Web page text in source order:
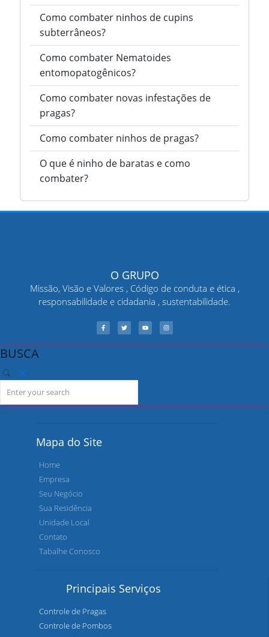
Como combater ninhos de cupins
subterrâneos?
Como combater Nematoides
entomopatogênicos?
Como combater novas infestações de
pragas?
Como combater ninhos de pragas?
O que é ninho de baratas e como
combater?
O GRUPO
Missão, Visão e Valores , Código de conduta e ética ,
responsabilidade e cidadania , sustentabilidade.
BUSCA
Mapa do Site
Home
Empresa
Seu Negócio
Sua Residência
Unidade Local
Contato
Tabalhe Conosco
Principais Serviços
Controle de Pragas
Controle de Pombos